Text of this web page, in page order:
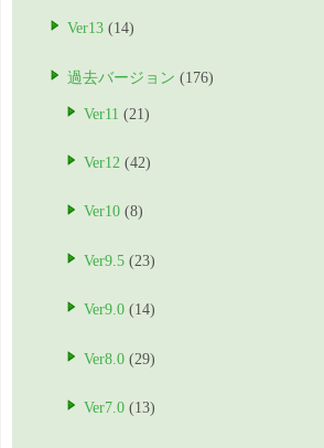
Ver13 (14)
過去バージョン (176)
Ver11 (21)
Ver12 (42)
Ver10 (8)
Ver9.5 (23)
Ver9.0 (14)
Ver8.0 (29)
Ver7.0 (13)